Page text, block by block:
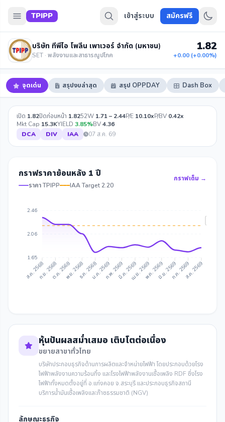
TPIPP เข้าสู่ระบบ สมัครฟรี
บริษัท ทีพีไอ โพลีน เพาเวอร์ จำกัด (มหาชน)
SET · พลังงานและสาธารณูปโภค
1.82
+0.00 (+0.00%)
จุดเด่น สรุปงบล่าสุด สรุป OPPDAY Dash Box
เปิด 1.82ปิดก่อนหน้า 1.8252W 1.71 – 2.44P/E 10.10xP/BV 0.42x
Mkt Cap 15.3KYIELD 3.85%BV4.36
DCA
DIV IAA 07 ส.ค. 69
กราฟราคาย้อนหลัง 1 ปี
ราคา TPIPP IAA Target 2.20
กราฟเต็ม →
2.46
2.06
1.65
ส.ค. 2568ก.ย. 2568ต.ค. 2568พ.ย. 2568ธ.ค. 2568ม.ค. 2569ก.พ. 2569มี.ค. 2569เม.ย. 2569พ.ค. 2569มิ.ย. 2569ก.ค. 2569ส.ค. 2569
หุ้นปันผลสม่ำเสมอ เติบโตต่อเนื่อง
ขยายสาขาทั่วไทย
บริษัทประกอบธุรกิจด้านการผลิตและจำหน่ายไฟฟ้า โดยประกอบด้วยโรง
ไฟฟ้าพลังงานความร้อนทิ้ง และโรงไฟฟ้าพลังงานเชื้อเพลิง RDF ซึ่งโรง
ไฟฟ้าทั้งหมดตั้งอยู่ที่ อ.แก่งคอย จ.สระบุรี และประกอบธุรกิจสถานี
บริการน้ำมันเชื้อเพลิงและก๊าซธรรมชาติ (NGV)
ลักษณะธุรกิจ